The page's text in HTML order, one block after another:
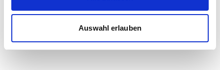
Auswahl erlauben